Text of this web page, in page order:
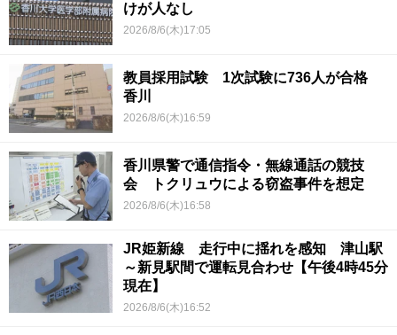
けが人なし
2026/8/6(木)17:05
教員採用試験 1次試験に736人が合格
香川
2026/8/6(木)16:59
香川県警で通信指令・無線通話の競技
会 トクリュウによる窃盗事件を想定
2026/8/6(木)16:58
JR姫新線 走行中に揺れを感知 津山駅
～新見駅間で運転見合わせ【午後4時45分
現在】
2026/8/6(木)16:52